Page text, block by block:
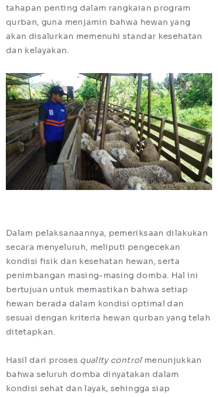
tahapan penting dalam rangkaian program
qurban, guna menjamin bahwa hewan yang
akan disalurkan memenuhi standar kesehatan
dan kelayakan.
Dalam pelaksanaannya, pemeriksaan dilakukan
secara menyeluruh, meliputi pengecekan
kondisi fisik dan kesehatan hewan, serta
penimbangan masing-masing domba. Hal ini
bertujuan untuk memastikan bahwa setiap
hewan berada dalam kondisi optimal dan
sesuai dengan kriteria hewan qurban yang telah
ditetapkan.
Hasil dari proses quality controlmenunjukkan
bahwa seluruh domba dinyatakan dalam
kondisi sehat dan layak, sehingga siap